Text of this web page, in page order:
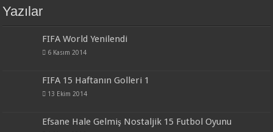
Yazılar
FIFA World Yenilendi
6 Kasım 2014
FIFA 15 Haftanın Golleri 1
13 Ekim 2014
Efsane Hale Gelmiş Nostaljik 15 Futbol Oyunu